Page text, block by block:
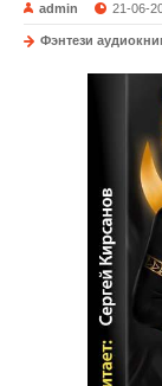
admin 21-06-
Фэнтези